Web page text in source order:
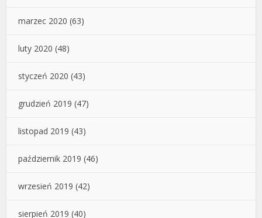
marzec 2020 (63)
luty 2020 (48)
styczeń 2020 (43)
grudzień 2019 (47)
listopad 2019 (43)
październik 2019 (46)
wrzesień 2019 (42)
sierpień 2019 (40)